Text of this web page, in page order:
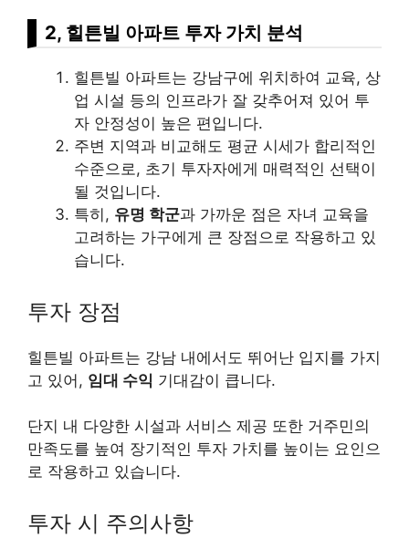
2, 힐튼빌 아파트 투자 가치 분석
힐튼빌 아파트는 강남구에 위치하여 교육, 상
업 시설 등의 인프라가 잘 갖추어져 있어 투
자 안정성이 높은 편입니다.
주변 지역과 비교해도 평균 시세가 합리적인
수준으로, 초기 투자자에게 매력적인 선택이
될 것입니다.
특히, 유명 학군과 가까운 점은 자녀 교육을
고려하는 가구에게 큰 장점으로 작용하고 있
습니다.
투자 장점
힐튼빌 아파트는 강남 내에서도 뛰어난 입지를 가지
고 있어, 임대 수익 기대감이 큽니다.
단지 내 다양한 시설과 서비스 제공 또한 거주민의
만족도를 높여 장기적인 투자 가치를 높이는 요인으
로 작용하고 있습니다.
투자 시 주의사항